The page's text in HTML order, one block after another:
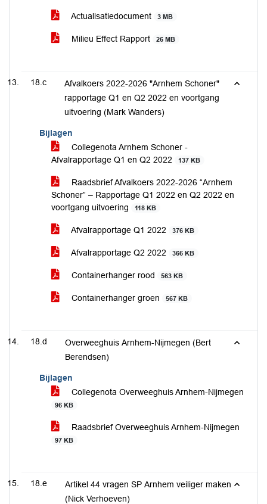
Actualisatiedocument 3 MB
Milieu Effect Rapport 26 MB
18.c
Afvalkoers 2022-2026 "Arnhem Schoner"
rapportage Q1 en Q2 2022 en voortgang
uitvoering (Mark Wanders)
Bijlagen
Collegenota Arnhem Schoner -
Afvalrapportage Q1 en Q2 2022
137 KB
Raadsbrief Afvalkoers 2022-2026 “Arnhem
Schoner” – Rapportage Q1 2022 en Q2 2022 en
voortgang uitvoering
118 KB
Afvalrapportage Q1 2022 376 KB
Afvalrapportage Q2 2022 366 KB
Containerhanger rood 563 KB
Containerhanger groen 567 KB
18.d
Overweeghuis Arnhem-Nijmegen (Bert
Berendsen)
Bijlagen
Collegenota Overweeghuis Arnhem-Nijmegen
96 KB
Raadsbrief Overweeghuis Arnhem-Nijmegen
97 KB
18.e
Artikel 44 vragen SP Arnhem veiliger maken
(Nick Verhoeven)